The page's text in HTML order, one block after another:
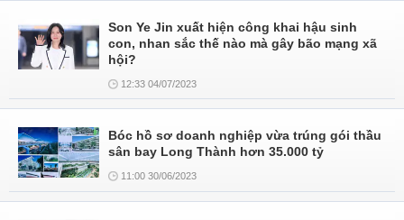
Son Ye Jin xuất hiện công khai hậu sinh
con, nhan sắc thế nào mà gây bão mạng xã
hội?
12:33 04/07/2023
Bóc hồ sơ doanh nghiệp vừa trúng gói thầu
sân bay Long Thành hơn 35.000 tỷ
11:00 30/06/2023